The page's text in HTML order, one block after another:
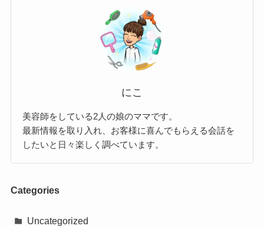
にこ
美容師をしている2人の娘のママです。
最新情報を取り入れ、お客様に喜んでもらえる会話を
したいと日々楽しく調べています。
Categories
Uncategorized